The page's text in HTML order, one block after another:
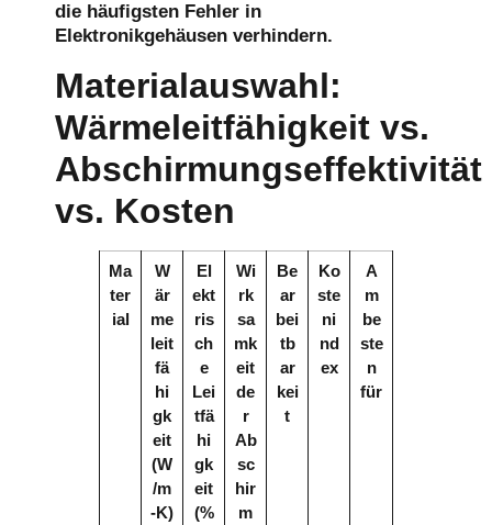
die häufigsten Fehler in
Elektronikgehäusen verhindern.
Materialauswahl:
Wärmeleitfähigkeit vs.
Abschirmungseffektivität
vs. Kosten
Ma
ter
ial
W
är
me
leit
fä
hi
gk
eit
(W
/m
-K)
El
ekt
ris
ch
e
Lei
tfä
hi
gk
eit
(%
Wi
rk
sa
mk
eit
de
r
Ab
sc
hir
m
Be
ar
bei
tb
ar
kei
t
Ko
ste
ni
nd
ex
A
m
be
ste
n
für